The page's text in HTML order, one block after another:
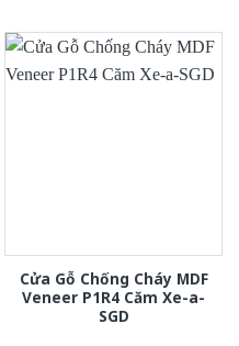
Cửa Gỗ Chống Cháy MDF
Veneer P1R4 Căm Xe-a-
SGD